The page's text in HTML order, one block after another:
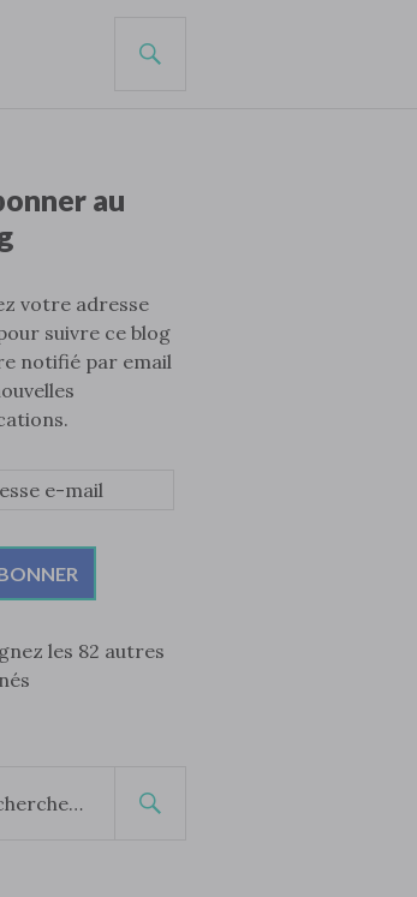
au
votre adresse
suivre ce blog
notifié par email
les 82 autres